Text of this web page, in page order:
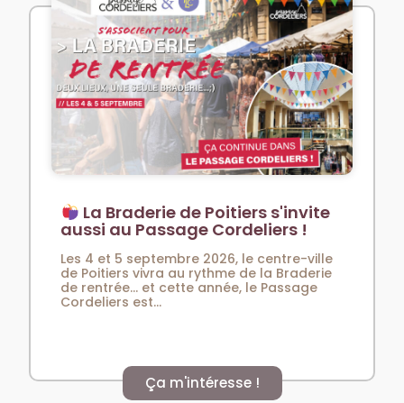
La Braderie de Poitiers s'invite
aussi au Passage Cordeliers !
Les 4 et 5 septembre 2026, le centre-ville
de Poitiers vivra au rythme de la Braderie
de rentrée… et cette année, le Passage
Cordeliers est...
Ça m'intéresse !